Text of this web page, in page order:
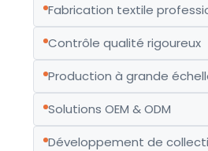
Fabrication textile
Contrôle qualité rigoureux
Production à grande
Solutions OEM & ODM
Développement de